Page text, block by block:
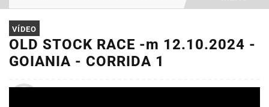
EM ALTA
VÍDEO
OLD STOCK RACE -m 12.10.2024 -
GOIANIA - CORRIDA 1